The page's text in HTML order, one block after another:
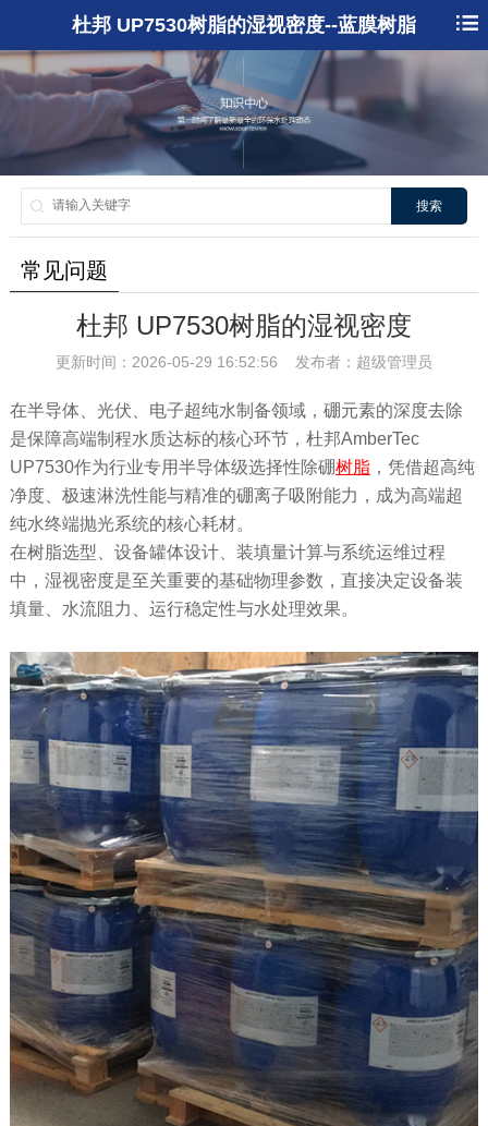
杜邦 UP7530树脂的湿视密度--蓝膜树脂
搜索
常见问题
杜邦 UP7530树脂的湿视密度
更新时间：2026-05-29 16:52:56 发布者：超级管理员
在半导体、光伏、电子超纯水制备领域，硼元素的深度去除
是保障高端制程水质达标的核心环节，杜邦AmberTec
UP7530作为行业专用半导体级选择性除硼树脂，凭借超高纯
净度、极速淋洗性能与精准的硼离子吸附能力，成为高端超
纯水终端抛光系统的核心耗材。
在树脂选型、设备罐体设计、装填量计算与系统运维过程
中，湿视密度是至关重要的基础物理参数，直接决定设备装
填量、水流阻力、运行稳定性与水处理效果。